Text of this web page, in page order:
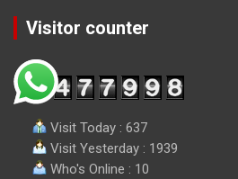
Visitor counter
Visit Today : 637
Visit Yesterday : 1939
Who's Online : 10